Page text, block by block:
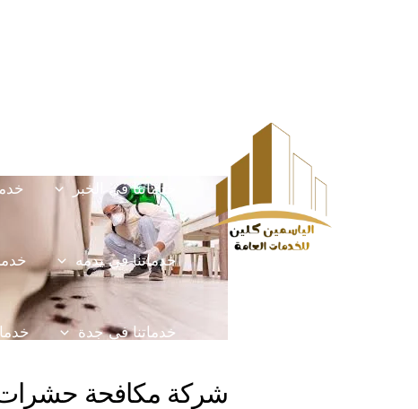
خدماتنا في الخبر
خدماتنا في يدمه
خدماتنا في جدة
شركة مكافحة حشرات